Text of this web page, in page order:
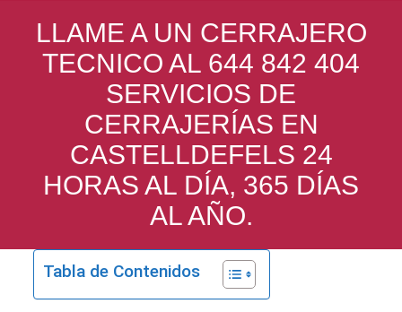
LLAME A UN CERRAJERO
TECNICO AL 644 842 404
SERVICIOS DE
CERRAJERÍAS EN
CASTELLDEFELS 24
HORAS AL DÍA, 365 DÍAS
AL AÑO.
Tabla de Contenidos